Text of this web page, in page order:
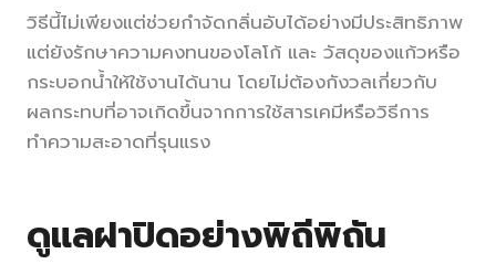
วิธีนี้ไม่เพียงแต่ช่วยกำจัดกลิ่นอับได้อย่างมีประสิทธิภาพ
แต่ยังรักษาความคงทนของโลโก้ และ วัสดุของแก้วหรือ
กระบอกน้ำให้ใช้งานได้นาน โดยไม่ต้องกังวลเกี่ยวกับ
ผลกระทบที่อาจเกิดขึ้นจากการใช้สารเคมีหรือวิธีการ
ทำความสะอาดที่รุนแรง
ดูแลฝาปิดอย่างพิถีพิถัน